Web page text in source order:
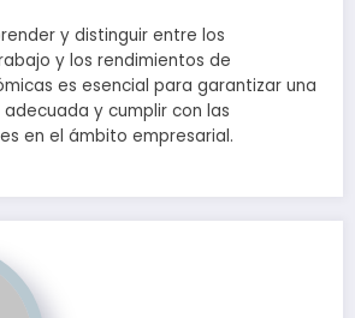
y distinguir entre los
y los rendimientos de
es esencial para garantizar una
y cumplir con las
en el ámbito empresarial.